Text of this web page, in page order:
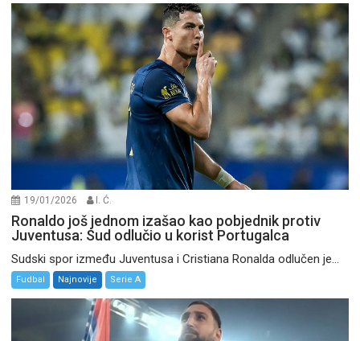
19/01/2026 I. Ć.
Ronaldo još jednom izašao kao pobjednik protiv
Juventusa: Sud odlučio u korist Portugalca
Sudski spor između Juventusa i Cristiana Ronalda odlučen je...
Fudbal Najnovije Serie A